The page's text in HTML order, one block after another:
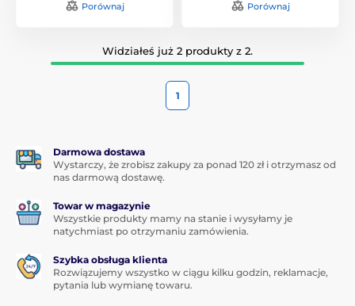
Porównaj Porównaj
Widziałeś już 2 produkty z 2.
1
Darmowa dostawa
Wystarczy, że zrobisz zakupy za ponad 120 zł i otrzymasz od
nas darmową dostawę.
Towar w magazynie
Wszystkie produkty mamy na stanie i wysyłamy je
natychmiast po otrzymaniu zamówienia.
Szybka obsługa klienta
Rozwiązujemy wszystko w ciągu kilku godzin, reklamacje,
pytania lub wymianę towaru.